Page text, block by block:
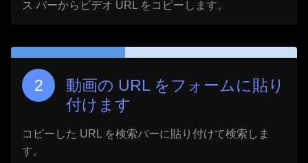
ス バーからビデオ URL をコピーします。
動画の URL をフォームに貼り
付けます
コピーした URL を検索バーに貼り付けて検索しま
す。